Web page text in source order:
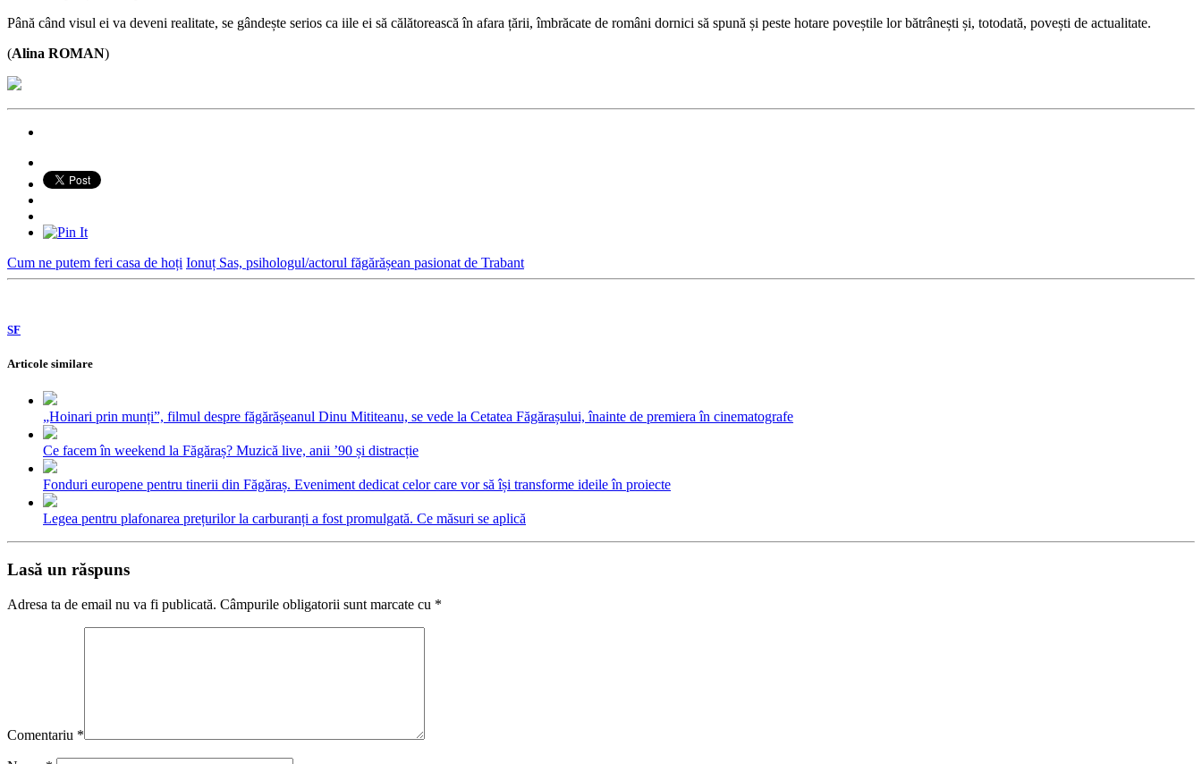
Până când visul ei va deveni realitate, se gândește serios ca iile ei să călătorească în afara țării, îmbrăcate de români dornici să spună și peste hotare poveștile lor bătrânești și, totodată, povești de actualitate.
(Alina ROMAN)
Cum ne putem feri casa de hoți Ionuț Sas, psihologul/actorul făgărășean pasionat de Trabant
SF
Articole similare
„Hoinari prin munți”, filmul despre făgărășeanul Dinu Mititeanu, se vede la Cetatea Făgărașului, înainte de premiera în cinematografe
Ce facem în weekend la Făgăraș? Muzică live, anii ’90 și distracție
Fonduri europene pentru tinerii din Făgăraș. Eveniment dedicat celor care vor să își transforme ideile în proiecte
Legea pentru plafonarea prețurilor la carburanți a fost promulgată. Ce măsuri se aplică
Lasă un răspuns
Adresa ta de email nu va fi publicată. Câmpurile obligatorii sunt marcate cu *
Comentariu *